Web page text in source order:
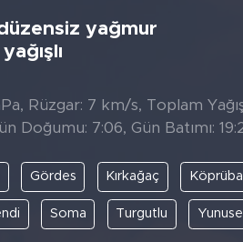
yağmur
yağışlı
Rüzgar: 7 km/s, Toplam
Doğumu: 7:06, Gün Batımı:
Gördes Kırkağaç
Soma Turgutlu